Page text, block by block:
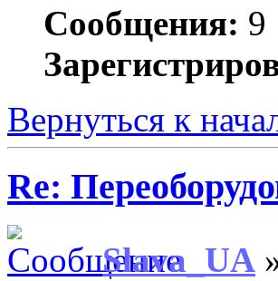
Сообщения: 9
Вернуться к
Re:
Slava_UA